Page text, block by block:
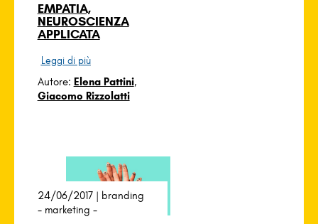
EMPATIA,
NEUROSCIENZA
APPLICATA
Leggi di più
Autore: Elena Pattini,
Giacomo Rizzolatti
24/06/2017 | branding
- marketing -